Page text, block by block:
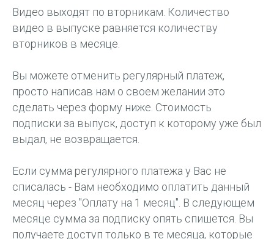
Видео выходят по вторникам. Количество
видео в выпуске равняется количеству
вторников в месяце.
Вы можете отменить регулярный платеж,
просто написав нам о своем желании это
сделать через форму ниже. Стоимость
подписки за выпуск, доступ к которому уже был
выдал, не возвращается.
Если сумма регулярного платежа у Вас не
списалась - Вам необходимо оплатить данный
месяц через "Оплату на 1 месяц". В следующем
месяце сумма за подписку опять спишется. Вы
получаете доступ только в те месяца, которые